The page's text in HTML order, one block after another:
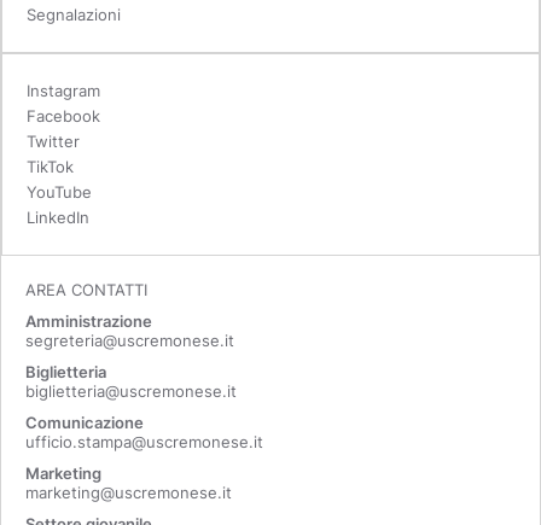
Segnalazioni
Instagram
Facebook
Twitter
TikTok
YouTube
LinkedIn
AREA CONTATTI
Amministrazione
segreteria@uscremonese.it
Biglietteria
biglietteria@uscremonese.it
Comunicazione
ufficio.stampa@uscremonese.it
Marketing
marketing@uscremonese.it